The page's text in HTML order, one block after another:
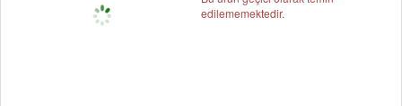
edilememektedir.